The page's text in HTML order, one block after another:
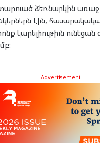
ձեռ­նար­կին
էին,
կա­րե­լիու­թիւն ու­նե­ցան
Advertisement